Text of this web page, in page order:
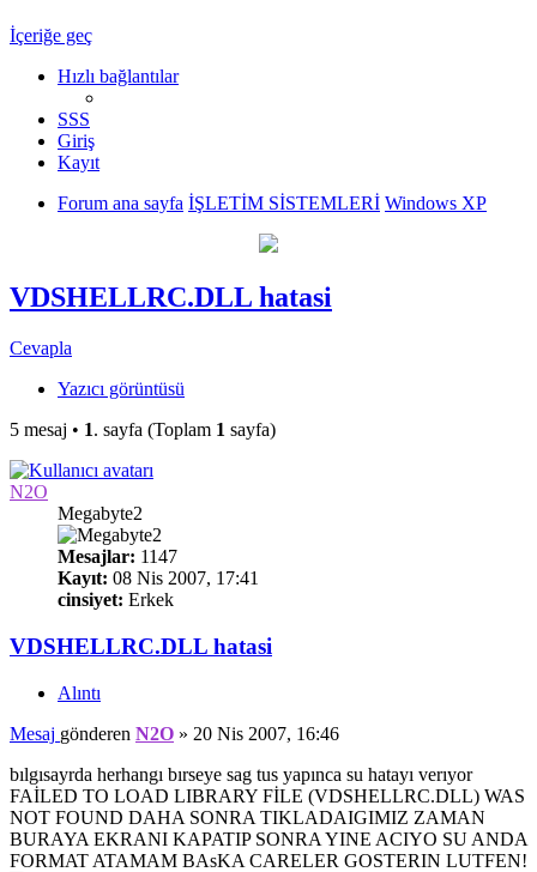
İçeriğe geç
Hızlı bağlantılar
SSS
Giriş
Kayıt
Forum ana sayfa İŞLETİM SİSTEMLERİ Windows XP
VDSHELLRC.DLL hatasi
Cevapla
Yazıcı görüntüsü
5 mesaj • 1. sayfa (Toplam 1 sayfa)
N2O
Megabyte2
Mesajlar: 1147
Kayıt: 08 Nis 2007, 17:41
cinsiyet: Erkek
VDSHELLRC.DLL hatasi
Alıntı
Mesaj gönderen N2O » 20 Nis 2007, 16:46
bılgısayrda herhangı bırseye sag tus yapınca su hatayı verıyor
FAİLED TO LOAD LIBRARY FİLE (VDSHELLRC.DLL) WAS
NOT FOUND DAHA SONRA TIKLADAIGIMIZ ZAMAN
BURAYA EKRANI KAPATIP SONRA YINE ACIYO SU ANDA
FORMAT ATAMAM BAsKA CARELER GOSTERIN LUTFEN!